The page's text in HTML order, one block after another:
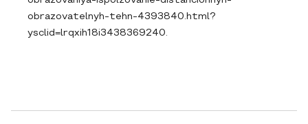
obrazovatelnyh-tehn-4393840.html?
ysclid=lrqxih18i3438369240.